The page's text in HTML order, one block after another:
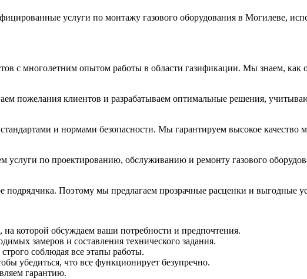
услуги по монтажу газового оборудования в Могилеве,
с многолетним опытом работы в области газификации. Мы знаем, как
пожелания клиентов и разрабатываем оптимальные решения,
и нормами безопасности. Мы гарантируем высокое качество
по проектированию, обслуживанию и ремонту газового
Поэтому мы предлагаем прозрачные расценки и выгодные
которой обсуждаем ваши потребности и предпочтения.
замеров и составления технического задания.
соблюдая все этапы работы.
убедиться, что все функционирует безупречно.
гарантию.